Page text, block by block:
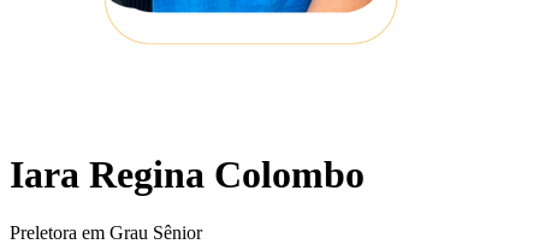
Iara Regina Colombo
Preletora em Grau Sênior